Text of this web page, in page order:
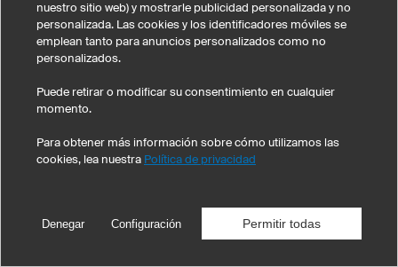
100% Algodón
nuestro sitio web) y mostrarle publicidad personalizada y no
personalizada. Las cookies y los identificadores móviles se
emplean tanto para anuncios personalizados como no
personalizados.
Puede retirar o modificar su consentimiento en cualquier
momento.
Para obtener más información sobre cómo utilizamos las
cookies, lea nuestra Política de privacidad
Denegar Configuración Permitir todas